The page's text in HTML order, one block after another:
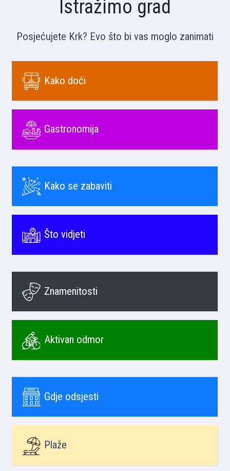
Istražimo grad
Posjećujete Krk? Evo što bi vas moglo zanimati
Kako doći
Gastronomija
Kako se zabaviti
Što vidjeti
Znamenitosti
Aktivan odmor
Gdje odsjesti
Plaže